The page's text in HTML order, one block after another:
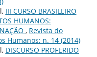
III CURSO BRASILEIRO
HUMANOS:
, Revista do
Humanos: n. 14 (2014)
DISCURSO PROFERIDO